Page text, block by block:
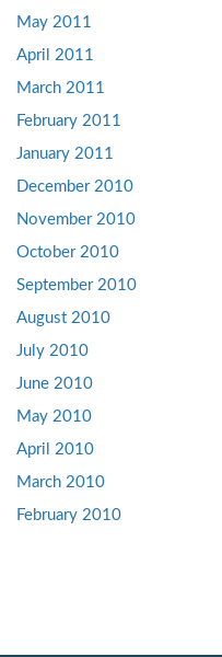
May 2011
April 2011
March 2011
February 2011
January 2011
December 2010
November 2010
October 2010
September 2010
August 2010
July 2010
June 2010
May 2010
April 2010
March 2010
February 2010